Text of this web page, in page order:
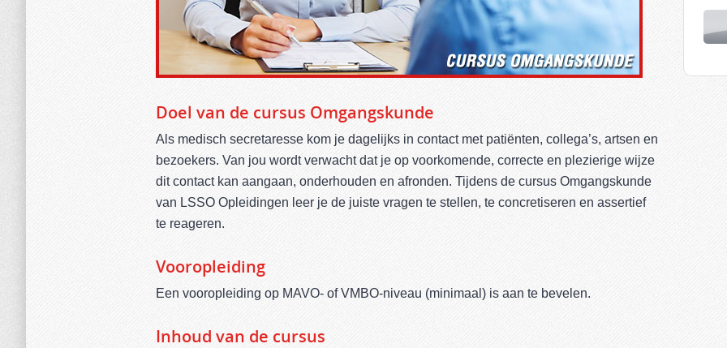
Doel van de cursus Omgangskunde
Als medisch secretaresse kom je dagelijks in contact met patiënten, collega’s, artsen en
bezoekers. Van jou wordt verwacht dat je op voorkomende, correcte en plezierige wijze
dit contact kan aangaan, onderhouden en afronden. Tijdens de cursus Omgangskunde
van LSSO Opleidingen leer je de juiste vragen te stellen, te concretiseren en assertief
te reageren.
Vooropleiding
Een vooropleiding op MAVO- of VMBO-niveau (minimaal) is aan te bevelen.
Inhoud van de cursus